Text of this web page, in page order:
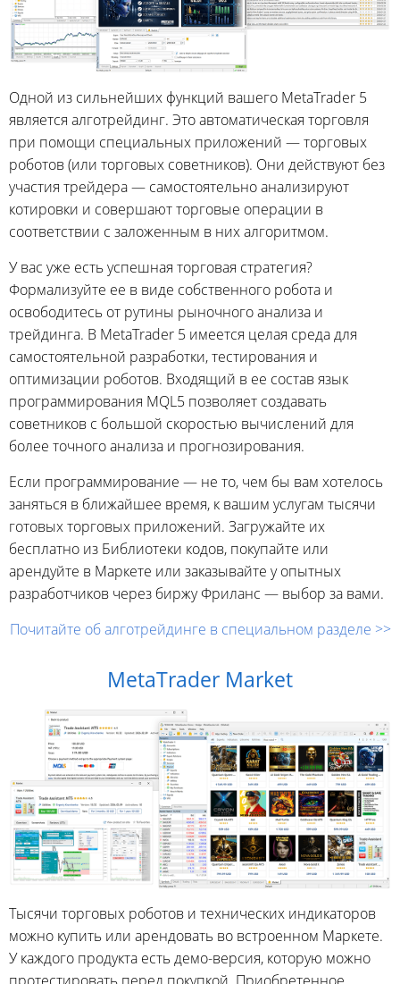
Одной из сильнейших функций вашего MetaTrader 5
является алготрейдинг. Это автоматическая торговля
при помощи специальных приложений — торговых
роботов (или торговых советников). Они действуют без
участия трейдера — самостоятельно анализируют
котировки и совершают торговые операции в
соответствии с заложенным в них алгоритмом.
У вас уже есть успешная торговая стратегия?
Формализуйте ее в виде собственного робота и
освободитесь от рутины рыночного анализа и
трейдинга. В MetaTrader 5 имеется целая среда для
самостоятельной разработки, тестирования и
оптимизации роботов. Входящий в ее состав язык
программирования MQL5 позволяет создавать
советников с большой скоростью вычислений для
более точного анализа и прогнозирования.
Если программирование — не то, чем бы вам хотелось
заняться в ближайшее время, к вашим услугам тысячи
готовых торговых приложений. Загружайте их
бесплатно из Библиотеки кодов, покупайте или
арендуйте в Маркете или заказывайте у опытных
разработчиков через биржу Фриланс — выбор за вами.
Почитайте об алготрейдинге в специальном разделе >>
MetaTrader Market
Тысячи торговых роботов и технических индикаторов
можно купить или арендовать во встроенном Mаркете.
У каждого продукта есть демо-версия, которую можно